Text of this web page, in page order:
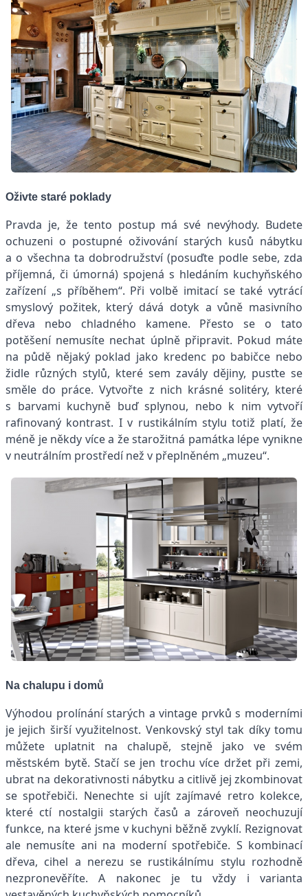
Oživte staré poklady
Pravda je, že tento postup má své nevýhody. Budete
ochuzeni o postupné oživování starých kusů nábytku
a o všechna ta dobrodružství (posuďte podle sebe, zda
příjemná, či úmorná) spojená s hledáním kuchyňského
zařízení „s příběhem“. Při volbě imitací se také vytrácí
smyslový požitek, který dává dotyk a vůně masivního
dřeva nebo chladného kamene. Přesto se o tato
potěšení nemusíte nechat úplně připravit. Pokud máte
na půdě nějaký poklad jako kredenc po babičce nebo
židle různých stylů, které sem zavály dějiny, pusťte se
směle do práce. Vytvořte z nich krásné solitéry, které
s barvami kuchyně buď splynou, nebo k nim vytvoří
rafinovaný kontrast. I v rustikálním stylu totiž platí, že
méně je někdy více a že starožitná památka lépe vynikne
v neutrálním prostředí než v přeplněném „muzeu“.
Na chalupu i domů
Výhodou prolínání starých a vintage prvků s moderními
je jejich širší využitelnost. Venkovský styl tak díky tomu
můžete uplatnit na chalupě, stejně jako ve svém
městském bytě. Stačí se jen trochu více držet při zemi,
ubrat na dekorativnosti nábytku a citlivě jej zkombinovat
se spotřebiči. Nenechte si ujít zajímavé retro kolekce,
které ctí nostalgii starých časů a zároveň neochuzují
funkce, na které jsme v kuchyni běžně zvyklí. Rezignovat
ale nemusíte ani na moderní spotřebiče. S kombinací
dřeva, cihel a nerezu se rustikálnímu stylu rozhodně
nezpronevěříte. A nakonec je tu vždy i varianta